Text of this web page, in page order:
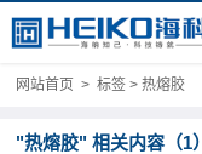
网站首页 >标签 > 热熔胶
"热熔胶" 相关内容（1）